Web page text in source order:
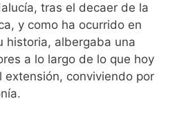
tras el decaer de la
y como ha ocurrido en
historia, albergaba una
a lo largo de lo que hoy
extensión, conviviendo por